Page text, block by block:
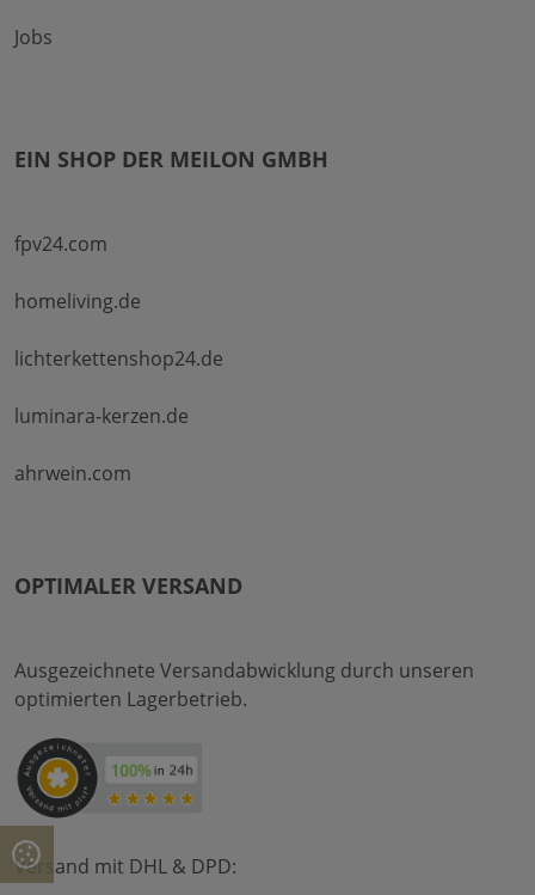
Jobs
EIN SHOP DER MEILON GMBH
fpv24.com
homeliving.de
lichterkettenshop24.de
luminara-kerzen.de
ahrwein.com
OPTIMALER VERSAND
Ausgezeichnete Versandabwicklung durch unseren
optimierten Lagerbetrieb.
Versand mit DHL & DPD: